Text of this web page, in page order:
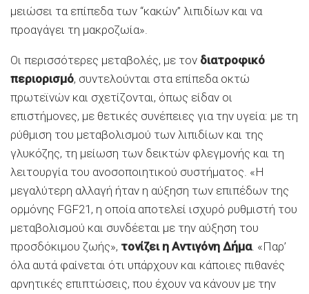
μειώσει τα επίπεδα των “κακών” λιπιδίων και να
προαγάγει τη μακροζωία».
Οι περισσότερες μεταβολές, με τον διατροφικό
περιορισμό, συντελούνται στα επίπεδα οκτώ
πρωτεϊνών και σχετίζονται, όπως είδαν οι
επιστήμονες, με θετικές συνέπειες για την υγεία: με τη
ρύθμιση του μεταβολισμού των λιπιδίων και της
γλυκόζης, τη μείωση των δεικτών φλεγμονής και τη
λειτουργία του ανοσοποιητικού συστήματος. «Η
μεγαλύτερη αλλαγή ήταν η αύξηση των επιπέδων της
ορμόνης FGF21, η οποία αποτελεί ισχυρό ρυθμιστή του
μεταβολισμού και συνδέεται με την αύξηση του
προσδόκιμου ζωής», τονίζει η Αντιγόνη Δήμα. «Παρ’
όλα αυτά φαίνεται ότι υπάρχουν και κάποιες πιθανές
αρνητικές επιπτώσεις, που έχουν να κάνουν με την